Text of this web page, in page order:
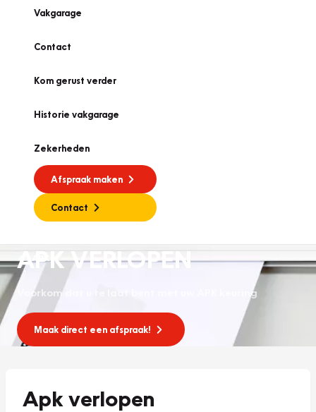
Vakgarage
Contact
Kom gerust verder
Historie vakgarage
Zekerheden
Afspraak maken
Contact
APK VERLOPEN
Voorkom dat u te laat bent met uw APK keuring
Maak direct een afspraak!
Apk verlopen